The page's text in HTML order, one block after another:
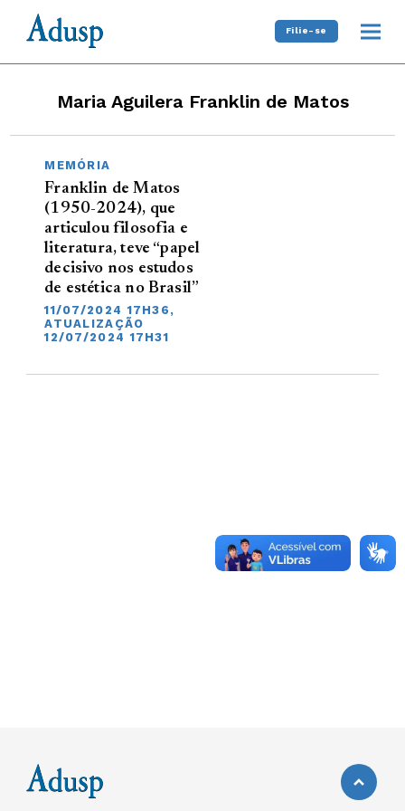
Filie-se
Maria Aguilera Franklin de Matos
MEMÓRIA
Franklin de Matos
(1950-2024), que
articulou filosofia e
literatura, teve “papel
decisivo nos estudos
de estética no Brasil”
11/07/2024 17H36,
ATUALIZAÇÃO
12/07/2024 17H31